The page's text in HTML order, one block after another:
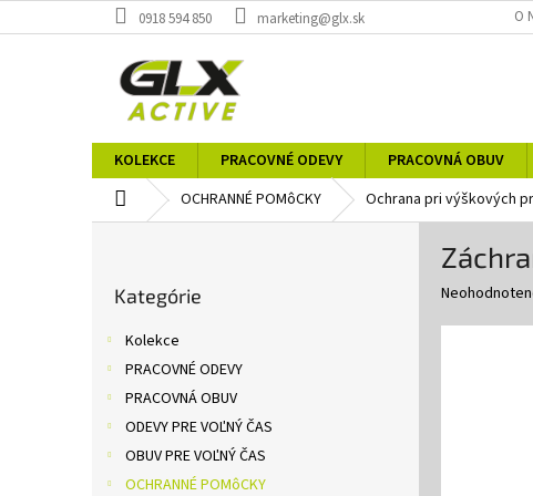
na
0918 594 850 marketing@glx.sk O
KOLEKCE PRACOVNÉ ODEVY PRACOVNÁ OBUV
DomovOCHRANNÉ POMôCKY Ochrana pri výškových
kategórie
Kategórie
Kolekce
PRACOVNÉ ODEVY
PRACOVNÁ OBUV
ODEVY PRE VOĽNÝ ČAS
OBUV PRE VOĽNÝ ČAS
OCHRANNÉ POMôCKY
Priemerné